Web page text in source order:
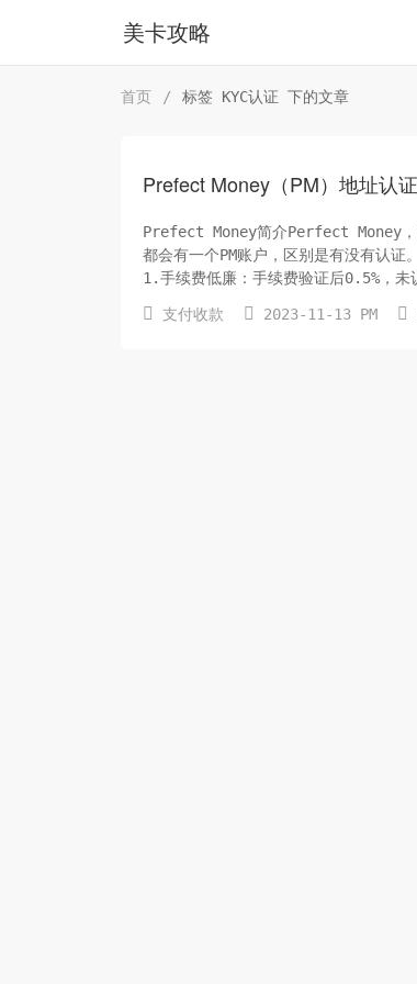
美卡攻略
首页 / 标签 KYC认证 下的文章
Prefect Money（PM）地址认
Prefect Money简介Perfect Money，
都会有一个PM账户，区别是有没有认证
1.手续费低廉：手续费验证后0.5%，
 支付收款  2023-11-13 PM 